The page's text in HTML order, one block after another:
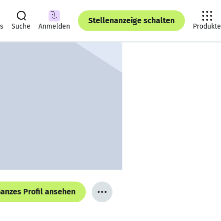
Suche Anmelden
Stellenanzeige schalten
Produkte
Profil ansehen